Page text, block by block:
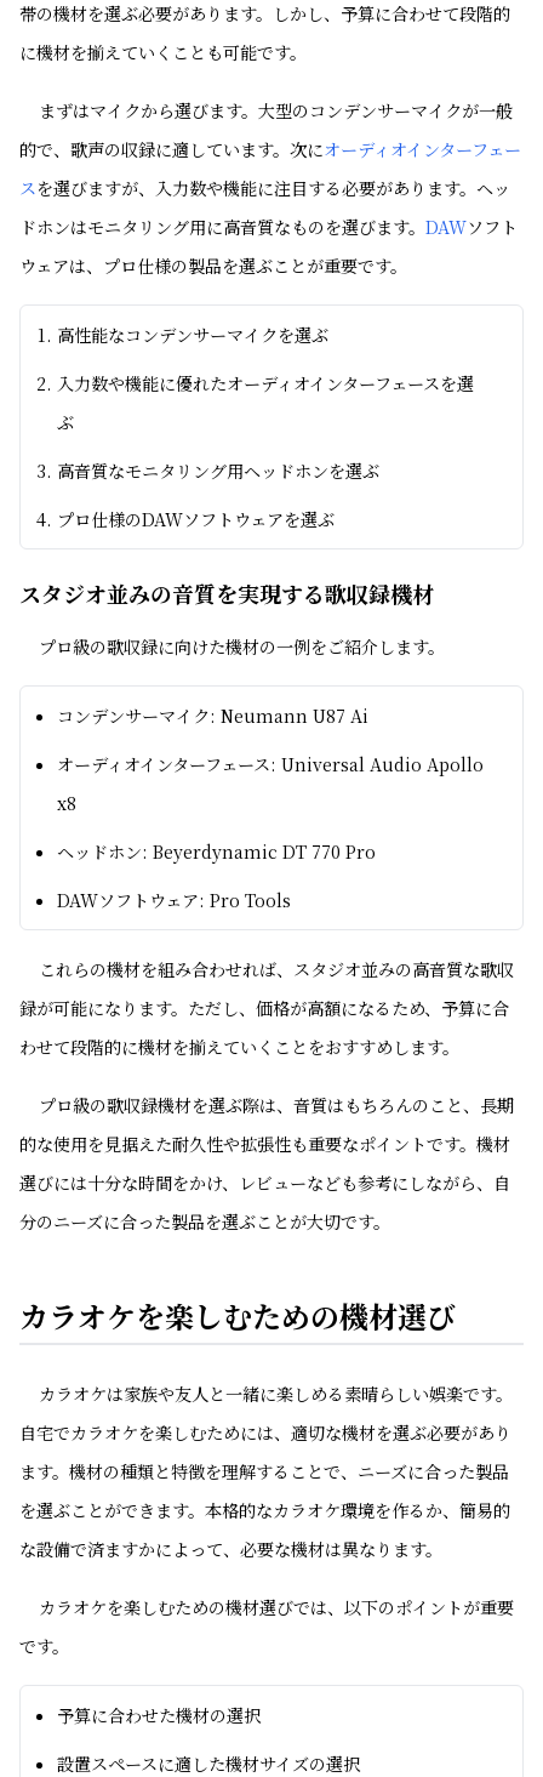
帯の機材を選ぶ必要があります。しかし、予算に合わせて段階的
に機材を揃えていくことも可能です。
まずはマイクから選びます。大型のコンデンサーマイクが一般
的で、歌声の収録に適しています。次にオーディオインターフェー
スを選びますが、入力数や機能に注目する必要があります。ヘッ
ドホンはモニタリング用に高音質なものを選びます。 DAWソフト
ウェアは、プロ仕様の製品を選ぶことが重要です。
高性能なコンデンサーマイクを選ぶ
入力数や機能に優れたオーディオインターフェースを選
ぶ
高音質なモニタリング用ヘッドホンを選ぶ
プロ仕様のDAWソフトウェアを選ぶ
スタジオ並みの音質を実現する歌収録機材
プロ級の歌収録に向けた機材の一例をご紹介します。
コンデンサーマイク: Neumann U87 Ai
オーディオインターフェース: Universal Audio Apollo
x8
ヘッドホン: Beyerdynamic DT 770 Pro
DAWソフトウェア: Pro Tools
これらの機材を組み合わせれば、スタジオ並みの高音質な歌収
録が可能になります。ただし、価格が高額になるため、予算に合
わせて段階的に機材を揃えていくことをおすすめします。
プロ級の歌収録機材を選ぶ際は、音質はもちろんのこと、長期
的な使用を見据えた耐久性や拡張性も重要なポイントです。機材
選びには十分な時間をかけ、レビューなども参考にしながら、自
分のニーズに合った製品を選ぶことが大切です。
カラオケを楽しむための機材選び
カラオケは家族や友人と一緒に楽しめる素晴らしい娯楽です。
自宅でカラオケを楽しむためには、適切な機材を選ぶ必要があり
ます。機材の種類と特徴を理解することで、ニーズに合った製品
を選ぶことができます。本格的なカラオケ環境を作るか、簡易的
な設備で済ますかによって、必要な機材は異なります。
カラオケを楽しむための機材選びでは、以下のポイントが重要
です。
予算に合わせた機材の選択
設置スペースに適した機材サイズの選択